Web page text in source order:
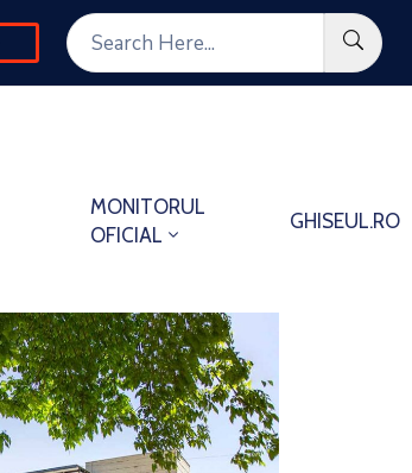
MONITORUL
OFICIAL
GHISEUL.RO